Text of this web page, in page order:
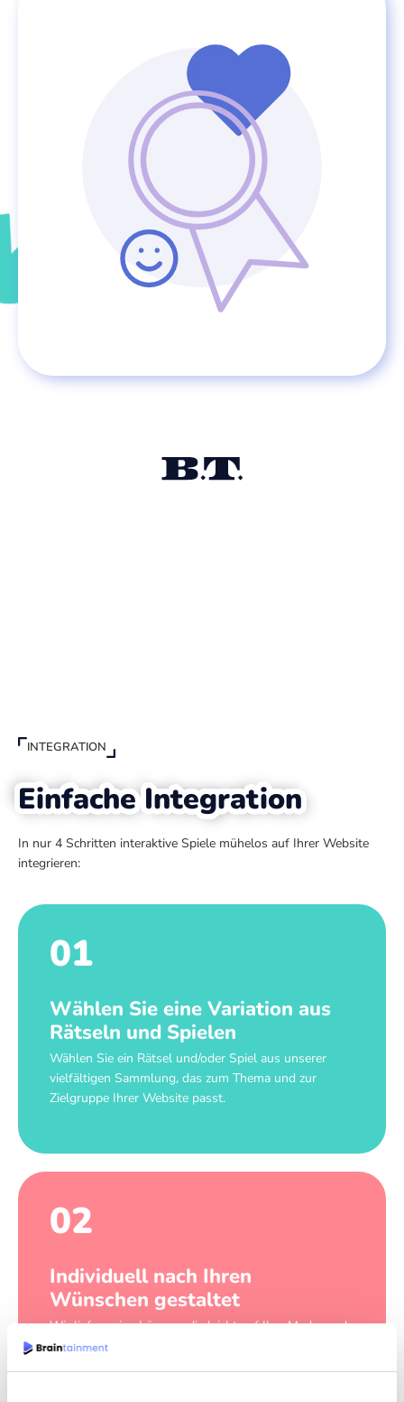
INTEGRATION
Einfache Integration
In nur 4 Schritten interaktive Spiele mühelos auf Ihrer Website
integrieren:
01
Wählen Sie eine Variation aus
Rätseln und Spielen
Wählen Sie ein Rätsel und/oder Spiel aus unserer
vielfältigen Sammlung, das zum Thema und zur
Zielgruppe Ihrer Website passt.
02
Individuell nach Ihren
Wünschen gestaltet
Wir liefern eine Lösung, die leicht auf Ihre Marke und
Ihren Stil abgestimmt werden kann.